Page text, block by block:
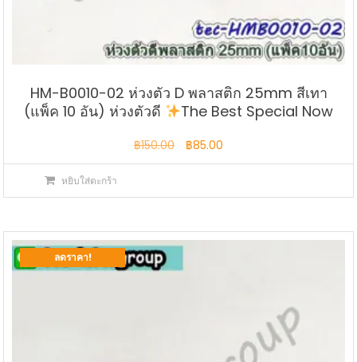
HM-B0010-02 ห่วงตัว D พลาสติก 25mm สีเทา
(แพ็ค 10 อัน) ห่วงตัวดี
The Best Special Now
฿150.00
Original
price
฿85.00
price
หยิบใส่ตะกร้า
ลดราคา!